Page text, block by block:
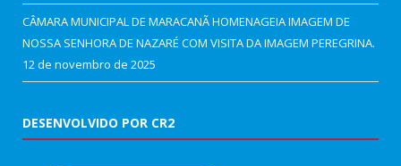
CÂMARA MUNICIPAL DE MARACANÃ HOMENAGEIA IMAGEM DE
NOSSA SENHORA DE NAZARÉ COM VISITA DA IMAGEM PEREGRINA.
12 de novembro de 2025
DESENVOLVIDO POR CR2